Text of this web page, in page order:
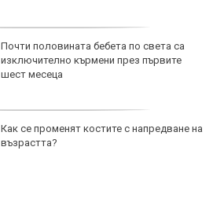
Почти половината бебета по света са
изключително кърмени през първите
шест месеца
Как се променят костите с напредване на
възрастта?